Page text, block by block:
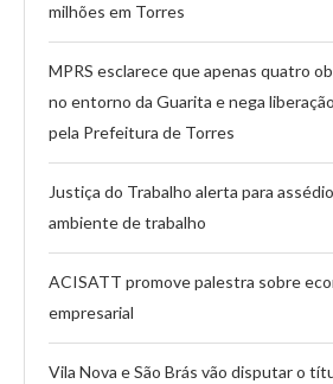
milhões em Torres
MPRS esclarece que apenas quatro
no entorno da Guarita e nega
pela Prefeitura de Torres
Justiça do Trabalho alerta para
ambiente de trabalho
ACISATT promove palestra sobre
empresarial
Vila Nova e São Brás vão disputar o